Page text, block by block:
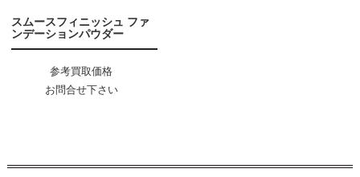
スムースフィニッシュ ファ
ンデーションパウダー
参考買取価格
お問合せ下さい